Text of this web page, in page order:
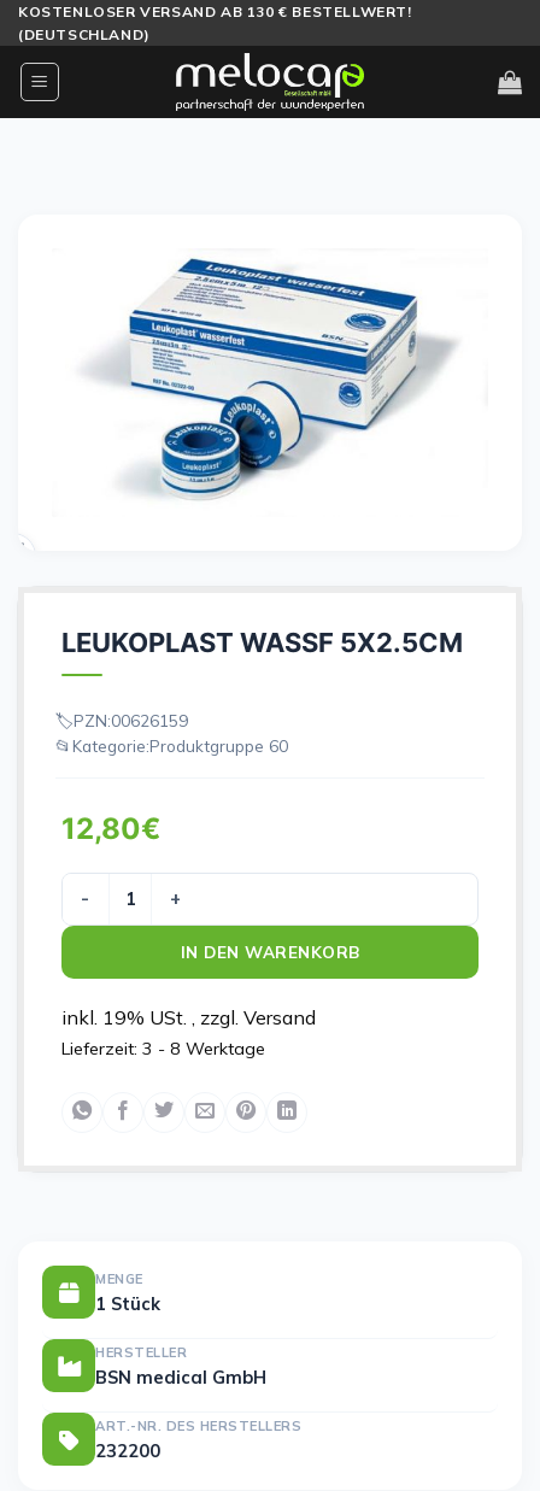
Zum
Inhalt
springen
KOSTENLOSER VERSAND AB 130 € BESTELLWERT!
(DEUTSCHLAND)
LEUKOPLAST WASSF 5X2.5CM
PZN:00626159
Kategorie:Produktgruppe 60
12,80€
LEUKOPLAST WASSF 5X2.5CM Menge
IN DEN WARENKORB
inkl. 19% USt. , zzgl. Versand
Lieferzeit: 3 - 8 Werktage
MENGE
1 Stück
HERSTELLER
BSN medical GmbH
ART.-NR. DES HERSTELLERS
232200